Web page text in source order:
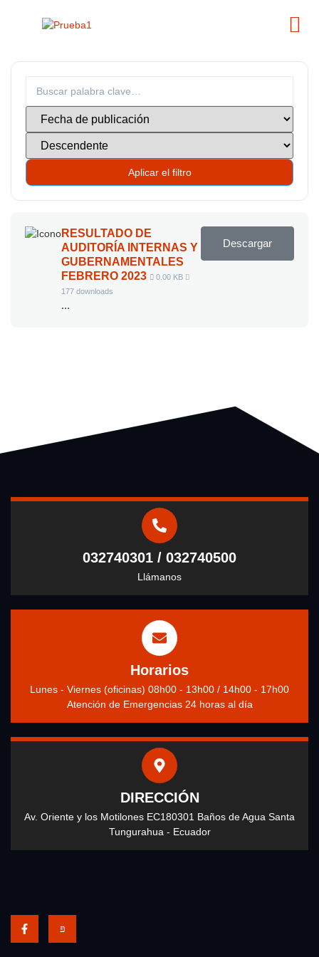
Aplicar el filtro
RESULTADO DE
AUDITORÍA INTERNAS Y
GUBERNAMENTALES
FEBRERO 2023
0.00 KB
177 downloads
...
Descargar
032740301 / 032740500
Llámanos
Horarios
Lunes - Viernes (oficinas) 08h00 - 13h00 / 14h00 - 17h00
Atención de Emergencias 24 horas al día
DIRECCIÓN
Av. Oriente y los Motilones EC180301 Baños de Agua Santa
Tungurahua - Ecuador